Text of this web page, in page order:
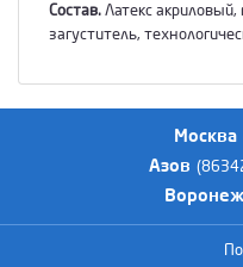
Состав. Латекс
загуститель,
Москва
Азов
Воронеж